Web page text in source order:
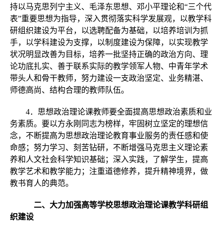
持以马克思列宁主义、毛泽东思想、邓小平理论和“三个代
表”重要思想为指导，深入贯彻落实科学发展观，以教学科
研组织建设为平台，以选聘配备为基础，以培养培训为抓
手，以学科建设为支撑，以制度建设为保障，以实现教学
状况明显改善为目标，培养一批坚持正确的政治方向、理
论功底扎实、善于联系实际的教学领军人物、中青年学术
带头人和骨干教师，努力建设一支政治坚定、业务精湛、
师德高尚、结构合理的教师队伍。
4．思想政治理论课教师要全面提高思想政治素质和业
务素质。要以方永刚同志为榜样，牢固树立坚定的理想信
念，不断提高为思想政治理论教育事业服务的责任感和使
命感；努力学习、刻苦钻研，不断增强马克思主义理论素
养和人文社会科学知识基础；深入实践，了解学生，提高
教学艺术和教学能力；注重道德修养，提升精神境界，做
教书育人的典范。
二、大力加强高等学校思想政治理论课教学科研组
织建设